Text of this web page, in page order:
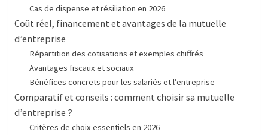
Cas de dispense et résiliation en 2026
Coût réel, financement et avantages de la mutuelle
d’entreprise
Répartition des cotisations et exemples chiffrés
Avantages fiscaux et sociaux
Bénéfices concrets pour les salariés et l’entreprise
Comparatif et conseils : comment choisir sa mutuelle
d’entreprise ?
Critères de choix essentiels en 2026